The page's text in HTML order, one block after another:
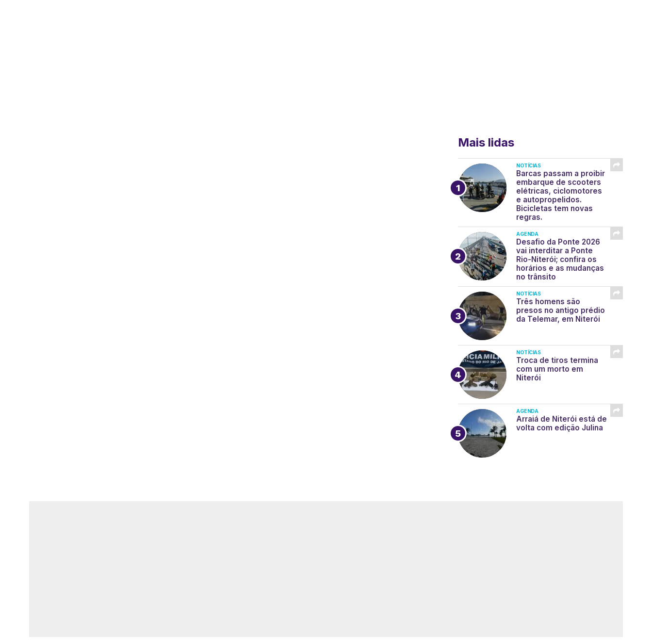
Mais lidas
NOTÍCIAS
Barcas passam a proibir
embarque de scooters
elétricas, ciclomotores
e autopropelidos.
Bicicletas tem novas
regras.
AGENDA
Desafio da Ponte 2026
vai interditar a Ponte
Rio-Niterói; confira os
horários e as mudanças
no trânsito
NOTÍCIAS
Três homens são
presos no antigo prédio
da Telemar, em Niterói
NOTÍCIAS
Troca de tiros termina
com um morto em
Niterói
AGENDA
Arraiá de Niterói está de
volta com edição Julina